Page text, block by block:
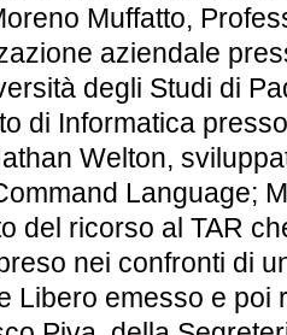
Muffatto,
aziendale
degli Studi di
di Informatica
Welton,
Language;
del ricorso al TAR
nei confronti di
Libero emesso e poi